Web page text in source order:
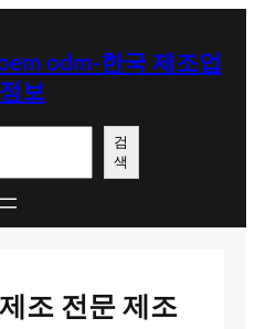
odm-한국 제조업
보
검
색
조 전문 제조